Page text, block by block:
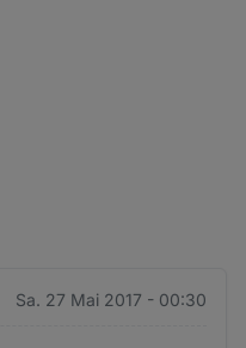
Sa. 27 Mai 2017 - 00:30